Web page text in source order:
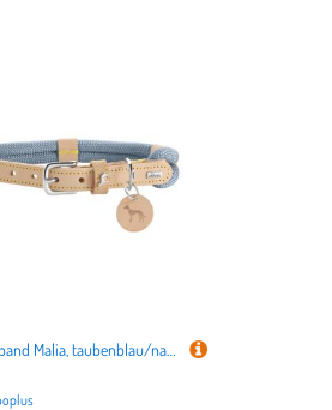
HUNTER Halsband Malia, taubenblau/natur - Größe 65/L: 50 - 59 cm Halsumfang